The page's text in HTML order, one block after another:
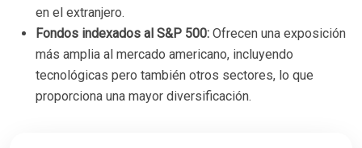
en el extranjero.
Fondos indexados al S&P 500: Ofrecen una exposición
más amplia al mercado americano, incluyendo
tecnológicas pero también otros sectores, lo que
proporciona una mayor diversificación.